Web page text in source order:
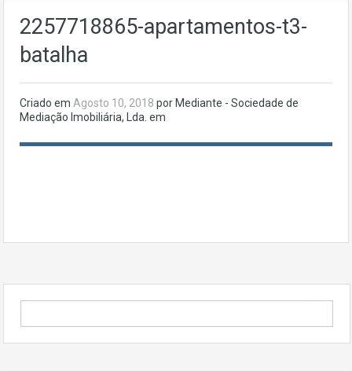
2257718865-apartamentos-t3-
batalha
Criado em Agosto 10, 2018 por Mediante - Sociedade de
Mediação Imobiliária, Lda. em